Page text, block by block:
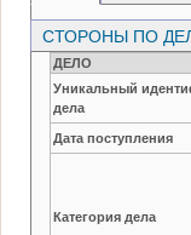
СТОРОНЫ ПО
ДЕЛО
Уникальный
дела
Дата поступления
Категория дела